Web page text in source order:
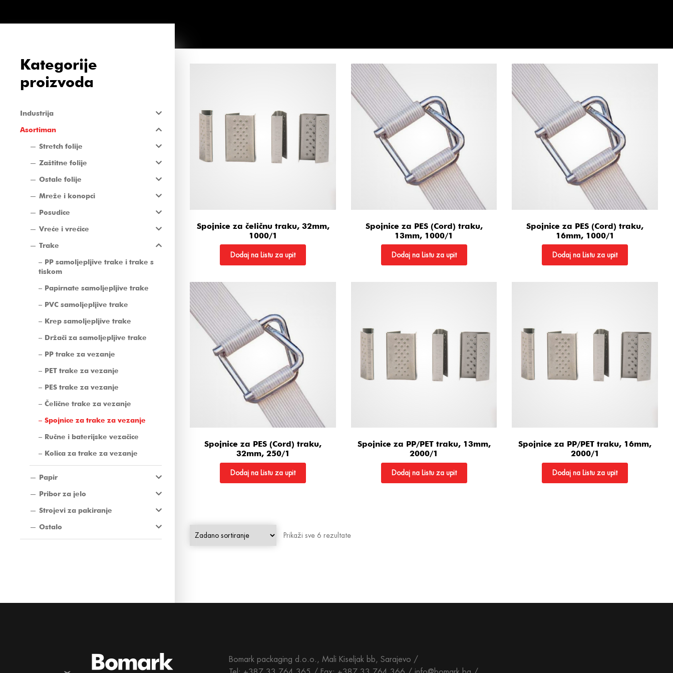
Kategorije
proizvoda
Industrija
Asortiman
Stretch folije
Zaštitne folije
Ostale folije
Mreže i konopci
Posudice
Vreće i vrećice
Trake
PP samoljepljive trake i trake s
tiskom
Papirnate samoljepljive trake
PVC samoljepljive trake
Krep samoljepljive trake
Držači za samoljepljive trake
PP trake za vezanje
PET trake za vezanje
PES trake za vezanje
Čelične trake za vezanje
Spojnice za trake za vezanje
Ručne i baterijske vezačice
Kolica za trake za vezanje
Papir
Pribor za jelo
Strojevi za pakiranje
Ostalo
Spojnice za čeličnu traku, 32mm,
1000/1
Dodaj na Listu za upit
Spojnice za PES (Cord) traku,
13mm, 1000/1
Dodaj na Listu za upit
Spojnice za PES (Cord) traku,
16mm, 1000/1
Dodaj na Listu za upit
Spojnice za PES (Cord) traku,
32mm, 250/1
Dodaj na Listu za upit
Spojnice za PP/PET traku, 13mm,
2000/1
Dodaj na Listu za upit
Spojnice za PP/PET traku, 16mm,
2000/1
Dodaj na Listu za upit
Prikaži sve 6 rezultate
Bomark packaging d.o.o., Mali Kiseljak bb, Sarajevo /